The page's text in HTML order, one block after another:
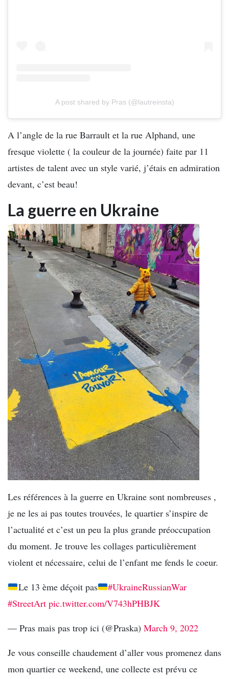
A post shared by Pras (@lautreinsta)
A l’angle de la rue Barrault et la rue Alphand, une
fresque violette ( la couleur de la journée) faite par 11
artistes de talent avec un style varié, j’étais en admiration
devant, c’est beau!
La guerre en Ukraine
Les références à la guerre en Ukraine sont nombreuses ,
je ne les ai pas toutes trouvées, le quartier s’inspire de
l’actualité et c’est un peu la plus grande préoccupation
du moment. Je trouve les collages particulièrement
violent et nécessaire, celui de l’enfant me fends le coeur.
Le 13 ème déçoit pas
#UkraineRussianWar
#StreetArt pic.twitter.com/V743hPHBJK
— Pras mais pas trop ici (@Praska) March 9, 2022
Je vous conseille chaudement d’aller vous promenez dans
mon quartier ce weekend, une collecte est prévu ce